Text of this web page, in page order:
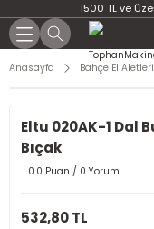
1500 TL ve
Anasayfa Bahçe El Aletleri
Eltu 020AK-1 Dal
Bıçak
0.0 Puan / 0 Yorum
532,80 TL